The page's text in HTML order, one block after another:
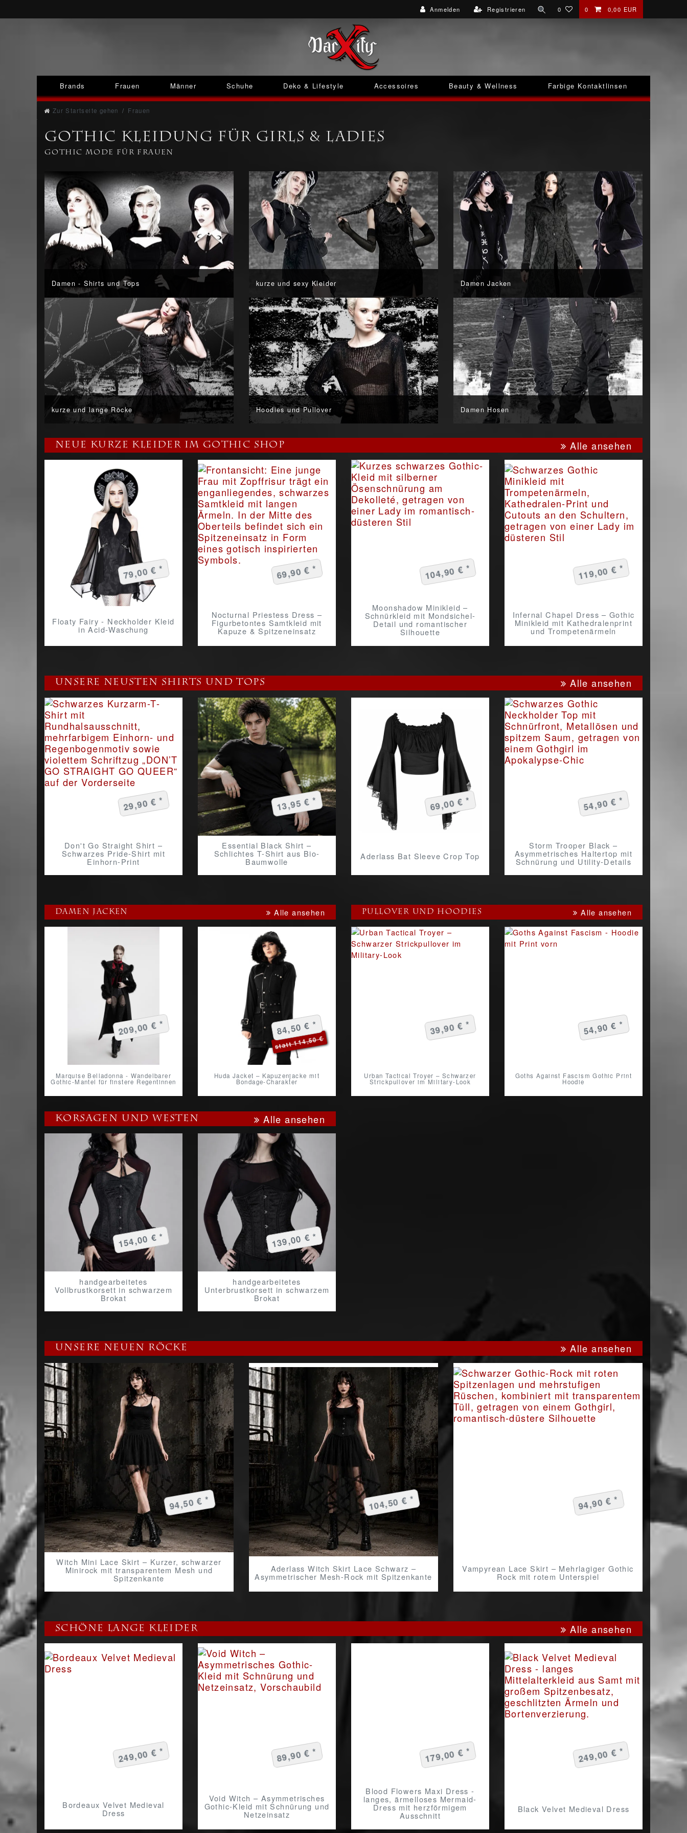
Anmelden Registrieren 0 0 0,00 EUR
Brands Frauen Männer Schuhe Deko & Lifestyle Accessoires Beauty & Wellness Farbige Kontaktlinsen
Zur Startseite gehen Frauen
Gothic Kleidung für Girls & Ladies
Gothic Mode für Frauen
Damen - Shirts und Tops
kurze und lange Röcke
kurze und sexy Kleider
Hoodies und Pullover
Damen Jacken
Damen Hosen
Neue kurze Kleider im Gothic Shop Alle ansehen
Floaty Fairy - Neckholder Kleid
in Acid-Waschung
79,00 € *
Nocturnal Priestess Dress –
Figurbetontes Samtkleid mit
Kapuze & Spitzeneinsatz
69,90 € *
Moonshadow Minikleid –
Schnürkleid mit Mondsichel-
Detail und romantischer
Silhouette
104,90 € *
Infernal Chapel Dress – Gothic
Minikleid mit Kathedralenprint
und Trompetenärmeln
119,00 € *
Unsere neusten Shirts und Tops Alle ansehen
Don't Go Straight Shirt –
Schwarzes Pride-Shirt mit
Einhorn-Print
29,90 € *
Essential Black Shirt –
Schlichtes T-Shirt aus Bio-
Baumwolle
13,95 € *
Aderlass Bat Sleeve Crop Top
69,00 € *
Storm Trooper Black –
Asymmetrisches Haltertop mit
Schnürung und Utility-Details
54,90 € *
Damen Jacken Alle ansehen
Marquise Belladonna - Wandelbarer
Gothic-Mantel für finstere Regentinnen
209,00 € *
Huda Jacket – Kapuzenjacke mit
Bondage-Charakter
statt 114,50 €
84,50 € *
Korsagen und Westen Alle ansehen
handgearbeitetes
Vollbrustkorsett in schwarzem
Brokat
154,00 € *
handgearbeitetes
Unterbrustkorsett in schwarzem
Brokat
139,00 € *
Pullover und Hoodies Alle ansehen
Urban Tactical Troyer – Schwarzer
Strickpullover im Military-Look
39,90 € *
Goths Against Fascism Gothic Print
Hoodie
54,90 € *
Unsere neuen Röcke Alle ansehen
Witch Mini Lace Skirt – Kurzer, schwarzer
Minirock mit transparentem Mesh und
Spitzenkante
94,50 € *
Aderlass Witch Skirt Lace Schwarz –
Asymmetrischer Mesh-Rock mit Spitzenkante
104,50 € *
Vampyrean Lace Skirt – Mehrlagiger Gothic
Rock mit rotem Unterspiel
94,90 € *
Schöne Lange Kleider Alle ansehen
Bordeaux Velvet Medieval
Dress
249,00 € *
Void Witch – Asymmetrisches
Gothic-Kleid mit Schnürung und
Netzeinsatz
89,90 € *
Blood Flowers Maxi Dress -
langes, ärmelloses Mermaid-
Dress mit herzförmigem
Ausschnitt
179,00 € *
Black Velvet Medieval Dress
249,00 € *